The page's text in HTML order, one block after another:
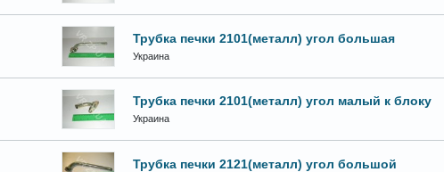
Трубка печки 2101(металл) угол большая
Украина
Трубка печки 2101(металл) угол малый к блоку
Украина
Трубка печки 2121(металл) угол большой